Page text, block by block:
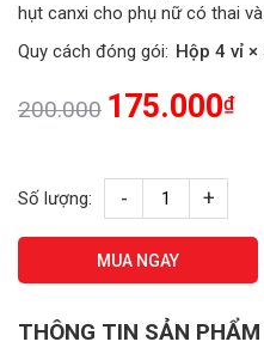
hụt canxi cho phụ nữ có thai
Quy cách đóng gói: Hộp 4 vỉ
200.000 175.000₫
Số lượng:
Canxi
Daily
Canxi
cơ,
- +
MUA NGAY
THÔNG TIN SẢN PHẨM